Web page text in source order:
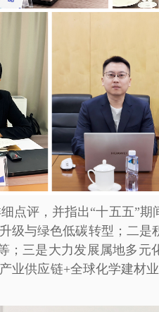
点评，并指出“十五五”期
级与绿色低碳转型；二是
；三是大力发展属地多元
业供应链+全球化学建材